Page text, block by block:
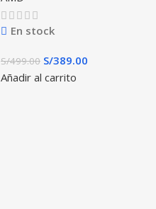
En stock
S/499.00 S/389.00
Añadir al carrito